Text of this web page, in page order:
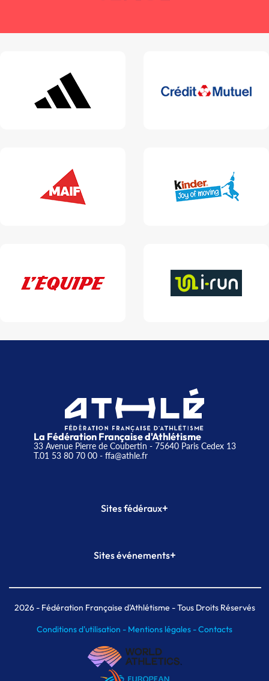
La Fédération Française d'Athlétisme
33 Avenue Pierre de Coubertin - 75640 Paris Cedex 13
T.01 53 80 70 00- ffa@athle.fr
Sites fédéraux+
Plateforme Formation
Sites événements+
Meeting de Paris indoor
MAIF Ekiden de Paris
2026- Fédération Française d'Athlétisme - Tous Droits Réservés
Conditions d'utilisation - Mentions légales -Contacts